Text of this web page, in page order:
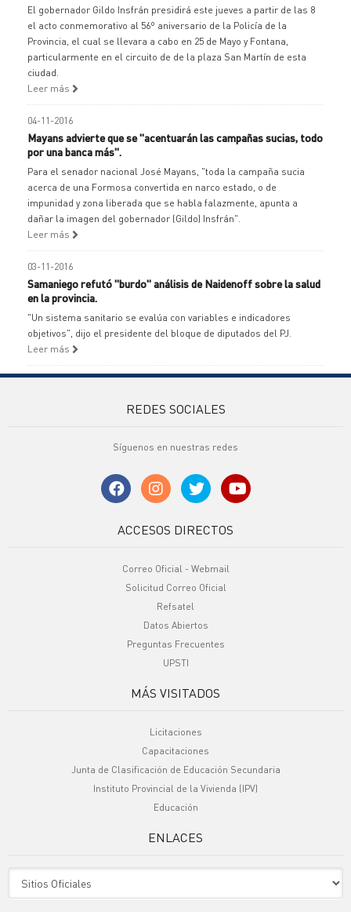
El gobernador Gildo Insfrán presidirá este jueves a partir de las 8
el acto conmemorativo al 56º aniversario de la Policía de la
Provincia, el cual se llevara a cabo en 25 de Mayo y Fontana,
particularmente en el circuito de de la plaza San Martín de esta
ciudad.
Leer más
04-11-2016
Mayans advierte que se "acentuarán las campañas sucias, todo
por una banca más".
Para el senador nacional José Mayans, "toda la campaña sucia
acerca de una Formosa convertida en narco estado, o de
impunidad y zona liberada que se habla falazmente, apunta a
dañar la imagen del gobernador (Gildo) Insfrán".
Leer más
03-11-2016
Samaniego refutó "burdo" análisis de Naidenoff sobre la salud
en la provincia.
"Un sistema sanitario se evalúa con variables e indicadores
objetivos", dijo el presidente del bloque de diputados del PJ.
Leer más
REDES SOCIALES
Síguenos en nuestras redes
ACCESOS DIRECTOS
Correo Oficial - Webmail
Solicitud Correo Oficial
Refsatel
Datos Abiertos
Preguntas Frecuentes
UPSTI
MÁS VISITADOS
Licitaciones
Capacitaciones
Junta de Clasificación de Educación Secundaria
Instituto Provincial de la Vivienda (IPV)
Educación
ENLACES